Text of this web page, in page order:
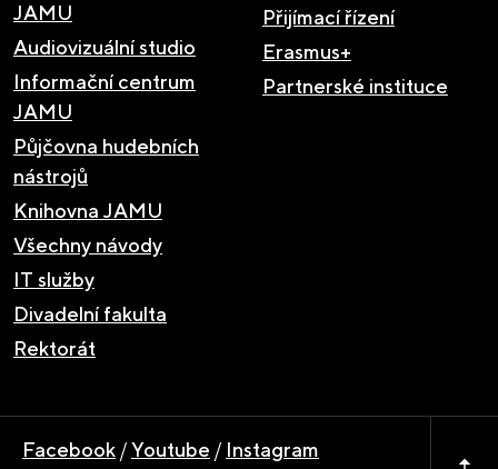
JAMU
Audiovizuální studio
Informační centrum
JAMU
Půjčovna hudebních
nástrojů
Knihovna JAMU
Všechny návody
IT služby
Divadelní fakulta
Rektorát
Přijímací řízení
Erasmus+
Partnerské instituce
Facebook /Youtube / Instagram